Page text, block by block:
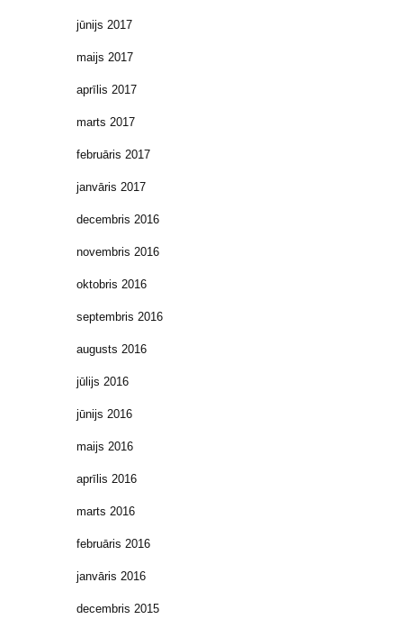
jūnijs 2017
maijs 2017
aprīlis 2017
marts 2017
februāris 2017
janvāris 2017
decembris 2016
novembris 2016
oktobris 2016
septembris 2016
augusts 2016
jūlijs 2016
jūnijs 2016
maijs 2016
aprīlis 2016
marts 2016
februāris 2016
janvāris 2016
decembris 2015